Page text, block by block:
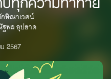
ษิณาเวศน์
พล อุปฮาด
2567